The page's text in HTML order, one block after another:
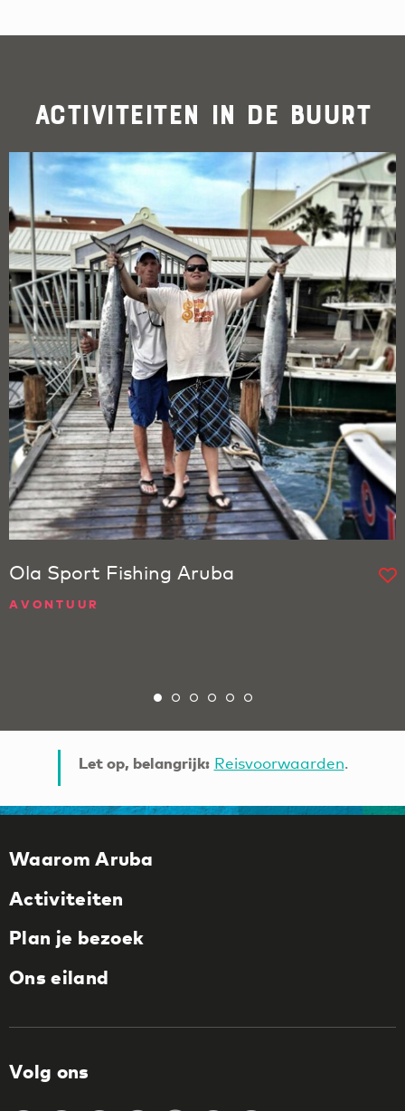
Activiteiten in de buurt
Ola Sport Fishing Aruba
AVONTUUR
Let op, belangrijk: Reisvoorwaarden.
Waarom Aruba
Activiteiten
Plan je bezoek
Ons eiland
Volg ons